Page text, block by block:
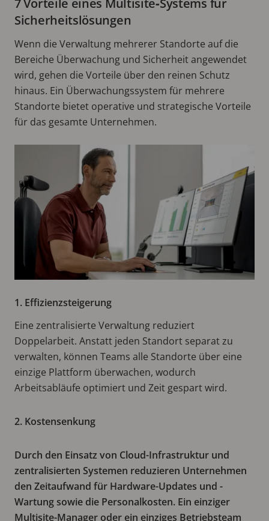
Sicherheitslösungen
Wenn die Verwaltung mehrerer Standorte auf die
Bereiche Überwachung und Sicherheit angewendet
wird, gehen die Vorteile über den reinen Schutz
hinaus. Ein Überwachungssystem für mehrere
Standorte bietet operative und strategische Vorteile
für das gesamte Unternehmen.
1. Effizienzsteigerung
Eine zentralisierte Verwaltung reduziert
Doppelarbeit. Anstatt jeden Standort separat zu
verwalten, können Teams alle Standorte über eine
einzige Plattform überwachen, wodurch
Arbeitsabläufe optimiert und Zeit gespart wird.
2. Kostensenkung
Durch den Einsatz von Cloud-Infrastruktur und
zentralisierten Systemen reduzieren Unternehmen
den Zeitaufwand für Hardware-Updates und -
Wartung sowie die Personalkosten. Ein einziger
Multisite-Manager oder ein einziges Betriebsteam